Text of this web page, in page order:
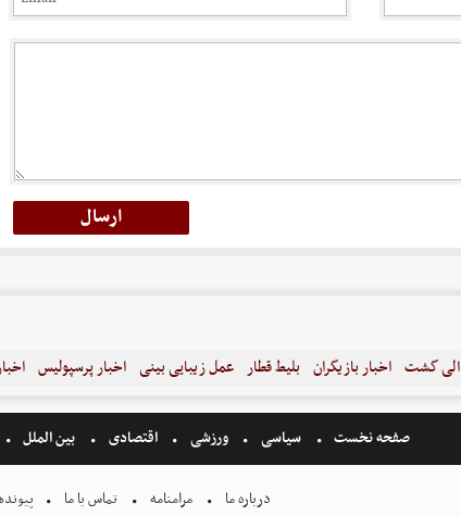
الی گشت اخبار بازیگران بلیط قطار عمل زیبایی بینی اخبار پرسپولیس
صفحه نخست سیاسی ورزشی اقتصادی بین الملل
درباره ما مرامنامه تماس با ما